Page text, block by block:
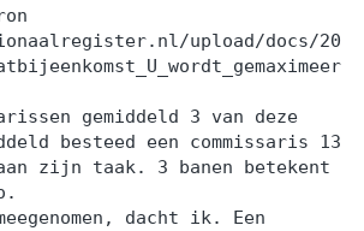
upload/docs/20
gemiddeld 3 van deze
besteed een commissaris 13
zijn taak. 3 banen betekent
dacht ik. Een